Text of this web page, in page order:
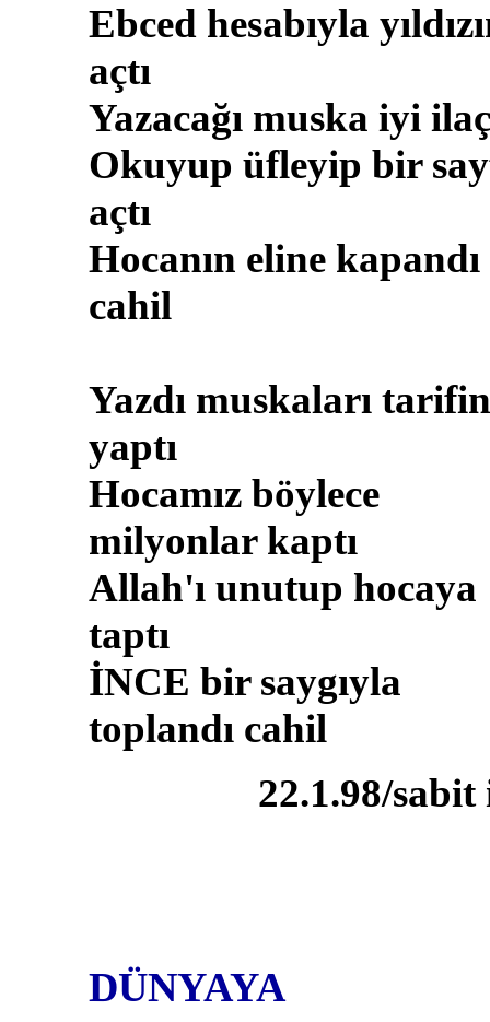
Ebced hesabıyla
açtı
Yazacağı muska iyi
Okuyup üfleyip bir
açtı
Hocanın eline kapandı
cahil
Yazdı muskaları tarifin
yaptı
Hocamız böylece
milyonlar kaptı
Allah'ı unutup hocaya
taptı
İNCE bir saygıyla
toplandı cahil
22.1.98/sabit
DÜNYAYA